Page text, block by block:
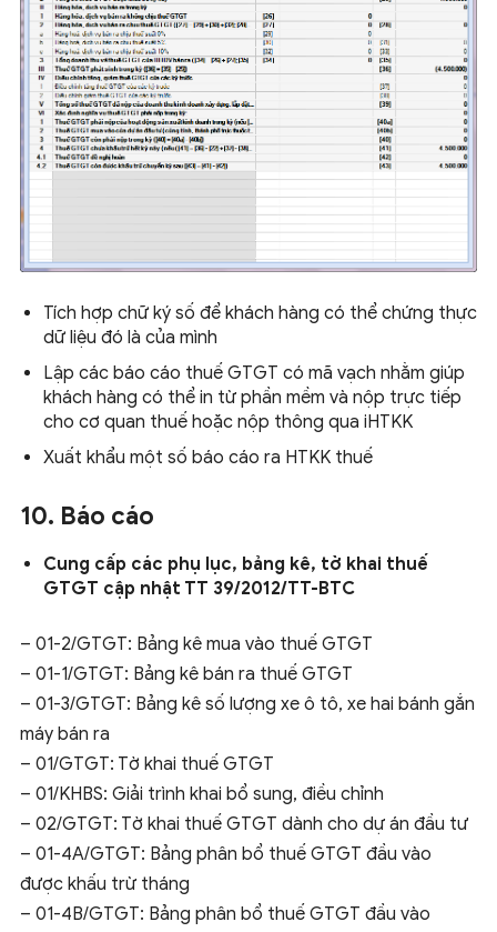
Tích hợp chữ ký số để khách hàng có thể chứng thực
dữ liệu đó là của mình
Lập các báo cáo thuế GTGT có mã vạch nhằm giúp
khách hàng có thể in từ phần mềm và nộp trực tiếp
cho cơ quan thuế hoặc nộp thông qua iHTKK
Xuất khẩu một số báo cáo ra HTKK thuế
10. Báo cáo
Cung cấp các phụ lục, bảng kê, tờ khai thuế
GTGT cập nhật TT 39/2012/TT-BTC
– 01-2/GTGT: Bảng kê mua vào thuế GTGT
– 01-1/GTGT: Bảng kê bán ra thuế GTGT
– 01-3/GTGT: Bảng kê số lượng xe ô tô, xe hai bánh gắn
máy bán ra
– 01/GTGT: Tờ khai thuế GTGT
– 01/KHBS: Giải trình khai bổ sung, điều chỉnh
– 02/GTGT: Tờ khai thuế GTGT dành cho dự án đầu tư
– 01-4A/GTGT: Bảng phân bổ thuế GTGT đầu vào
được khấu trừ tháng
– 01-4B/GTGT: Bảng phân bổ thuế GTGT đầu vào